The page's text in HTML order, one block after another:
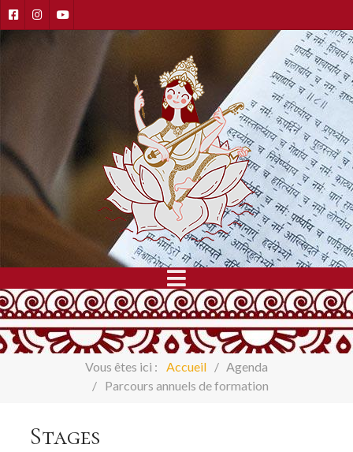
Vous êtes ici : Accueil
Agenda
Parcours annuels de formation
Stages